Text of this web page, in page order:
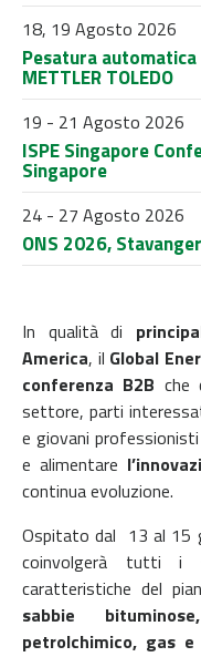
18, 19 Agosto 2026
Pesatura
METTLER TOLEDO
19 - 21 Agosto 2026
ISPE Singapore
Singapore
24 - 27 Agosto 2026
ONS 2026,
In qualità di
America, il Global
conferenza B2B che
settore, parti
e giovani
e alimentare
continua evoluzione.
Ospitato dal 13 al 15
coinvolgerà tutti i
caratteristiche del
sabbie
petrolchimico, gas